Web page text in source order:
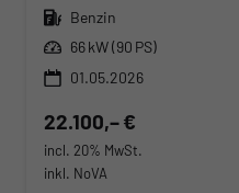
Kraftstoff Benzin
Leistung 66 kW (90 PS)
01.05.2026
22.100,– €
incl. 20% MwSt.
inkl. NoVA